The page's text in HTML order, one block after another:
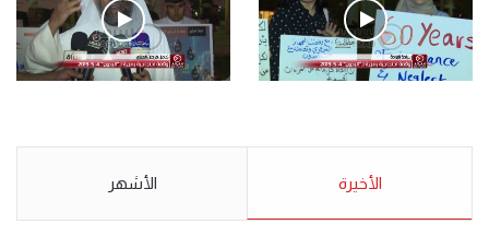
.وقفة احتجاجية رمزية لـ”#البدون” في ساحة الإرادة 4-5-2019.
الأحد 5 مايو 2019
5-2019.
نبيع مخدرات يعني ولا خمر؟!.
الأخيرة الأشهر